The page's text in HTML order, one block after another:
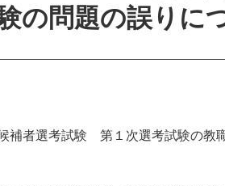
の問題の誤りに
補者選考試験 第１次選考試験の教